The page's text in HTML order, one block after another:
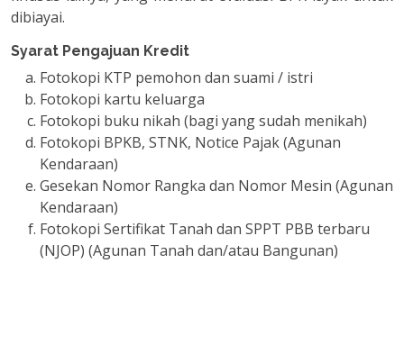
dibiayai.
Syarat Pengajuan Kredit
Fotokopi KTP pemohon dan suami / istri
Fotokopi kartu keluarga
Fotokopi buku nikah (bagi yang sudah menikah)
Fotokopi BPKB, STNK, Notice Pajak (Agunan
Kendaraan)
Gesekan Nomor Rangka dan Nomor Mesin (Agunan
Kendaraan)
Fotokopi Sertifikat Tanah dan SPPT PBB terbaru
(NJOP) (Agunan Tanah dan/atau Bangunan)